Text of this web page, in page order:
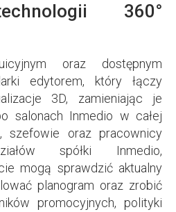
360°
oraz dostępnym
edytorem, który łączy
3D, zamieniając je
salonach Inmedio w całej
szefowie oraz pracownicy
spółki Inmedio,
mogą sprawdzić aktualny
planogram oraz zrobić
promocyjnych, polityki